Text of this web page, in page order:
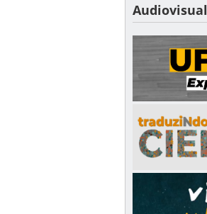
Audiovisual